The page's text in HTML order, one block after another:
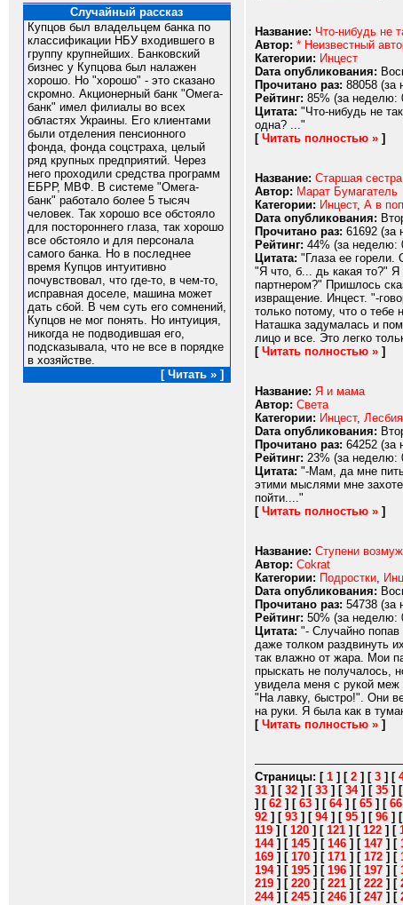
Случайный рассказ
Купцов был владельцем банка по
классификации НБУ входившего в
группу крупнейших. Банковский
бизнес у Купцова был налажен
хорошо. Но "хорошо" - это сказано
скромно. Акционерный банк "Омега-
банк" имел филиалы во всех
областях Украины. Его клиентами
были отделения пенсионного
фонда, фонда соцстраха, целый
ряд крупных предприятий. Через
него проходили средства программ
ЕБРР, МВФ. В системе "Омега-
банк" работало более 5 тысяч
человек. Так хорошо все обстояло
для постороннего глаза, так хорошо
все обстояло и для персонала
самого банка. Но в последнее
время Купцов интуитивно
почувствовал, что где-то, в чем-то,
исправная доселе, машина может
дать сбой. В чем суть его сомнений,
Купцов не мог понять. Но интуиция,
никогда не подводившая его,
подсказывала, что не все в порядке
в хозяйстве.
[ Читать » ]
Название: Что-нибудь не
Автор: * Неизвестный
Категории: Инцест
Dата опубликования:
Прочитано раз: 88058 (за
Рейтинг: 85% (за неделю:
Цитата: "Что-нибудь не
одна? ..."
[ Читать полностью » ]
Название: Старшая
Автор: Марат Бумагатель
Категории: Инцест, А в
Dата опубликования:
Прочитано раз: 61692 (за
Рейтинг: 44% (за неделю:
Цитата: "Глаза ее
"Я что, б... дь какая то?"
партнером?" Пришлось
извращение. Инцест. "-
только потому, что о
Наташка задумалась и
лицо и все. Это легко
[ Читать полностью » ]
Название: Я и мама
Автор: Света
Категории: Инцест,
Dата опубликования:
Прочитано раз: 64252 (за
Рейтинг: 23% (за неделю:
Цитата: "-Мам, да мне
этими мыслями мне
пойти...."
[ Читать полностью » ]
Название: Ступени
Автор: Cokrat
Категории: Подростки,
Dата опубликования:
Прочитано раз: 54738 (за
Рейтинг: 50% (за неделю:
Цитата: "- Случайно попав
даже толком раздвинуть
так влажно от жара. Мои
прыскать не получалось,
увидела меня с рукой
"На лавку, быстро!". Они
на руки. Я была как в
[ Читать полностью » ]
Страницы: [ 1 ] [ 2 ] [ 3 ] [
31 ] [ 32 ] [ 33 ] [ 34] [ 35 ] [
] [ 62 ] [ 63 ] [ 64] [ 65 ] [ 66
92 ] [ 93 ] [ 94] [ 95 ] [ 96 ] [
119 ] [ 120 ] [ 121 ] [ 122 ] [
144] [ 145 ] [ 146 ] [ 147 ] [
169 ] [ 170 ] [ 171 ] [ 172 ] [
194] [ 195 ] [ 196 ] [ 197 ] [
219 ] [ 220 ] [ 221 ] [ 222 ] [
244] [ 245 ] [ 246 ] [ 247 ] [